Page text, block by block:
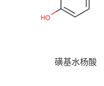
磺基水杨酸